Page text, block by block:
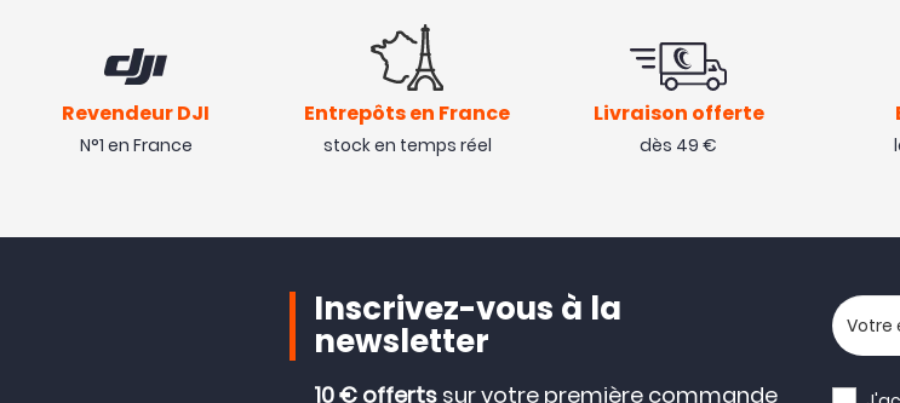
Revendeur DJI
N°1 en France
Entrepôts en France
stock en temps réel
Livraison offerte
dès 49 €
Inscrivez-vous à la
newsletter
10 € offerts sur votre première commande
Votre